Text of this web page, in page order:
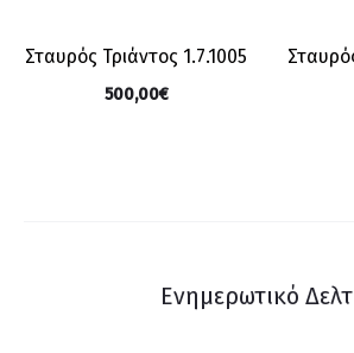
Σταυρός Τριάντος 1.7.1005
500,00€
Ενημερωτικό